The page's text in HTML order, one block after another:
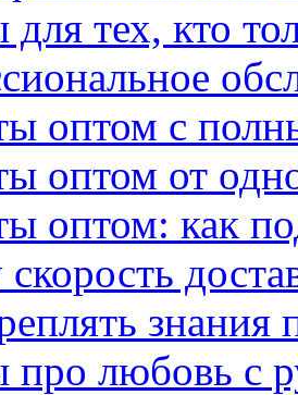
тех, кто
оптом с
оптом от
оптом: как
знания
любовь с